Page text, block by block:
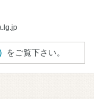
をご覧下さい。